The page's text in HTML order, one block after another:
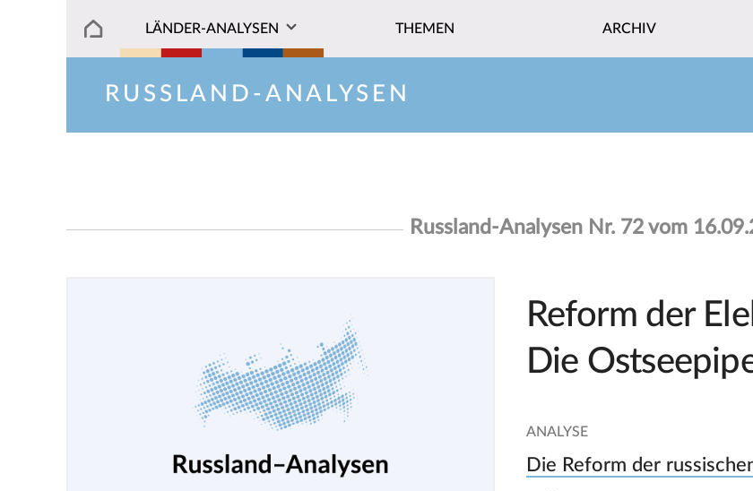
LÄNDER-ANALYSEN THEMEN ARCHIV
RUSSLAND-ANALYSEN
Russland-Analysen Nr. 72 vom
Reform der
Die
ANALYSE
Die Reform der